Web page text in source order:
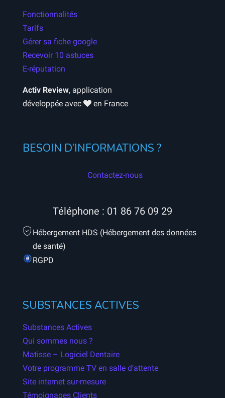
Fonctionnalités
Tarifs
Gérer sa fiche google
Recevoir 10 astuces
E-réputation
Activ Review, application
développée avec
en France
BESOIN D’INFORMATIONS ?
Contactez-nous
Téléphone : 01 86 76 09 29
Hébergement HDS (Hébergement des données
de santé)
RGPD
SUBSTANCES ACTIVES
Substances Actives
Qui sommes nous ?
Matisse – Logiciel Dentaire
Votre programme TV en salle d’attente
Site internet sur-mesure
Témoignages Clients